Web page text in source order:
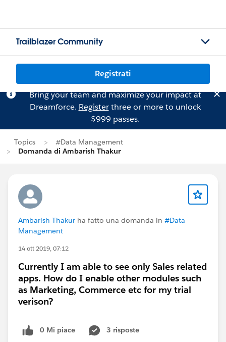
Trailblazer Community
Registrati
Bring your team and maximize your impact at
Dreamforce. Registerthree or more to unlock
$999 passes.
Topics
#Data Management
Domanda di Ambarish Thakur
Ambarish Thakur ha fatto una domanda in #Data
Management
14 ott 2019, 07:12
Currently I am able to see only Sales related
apps. How do I enable other modules such
as Marketing, Commerce etc for my trial
verison?
0 Mi piace
3 risposte